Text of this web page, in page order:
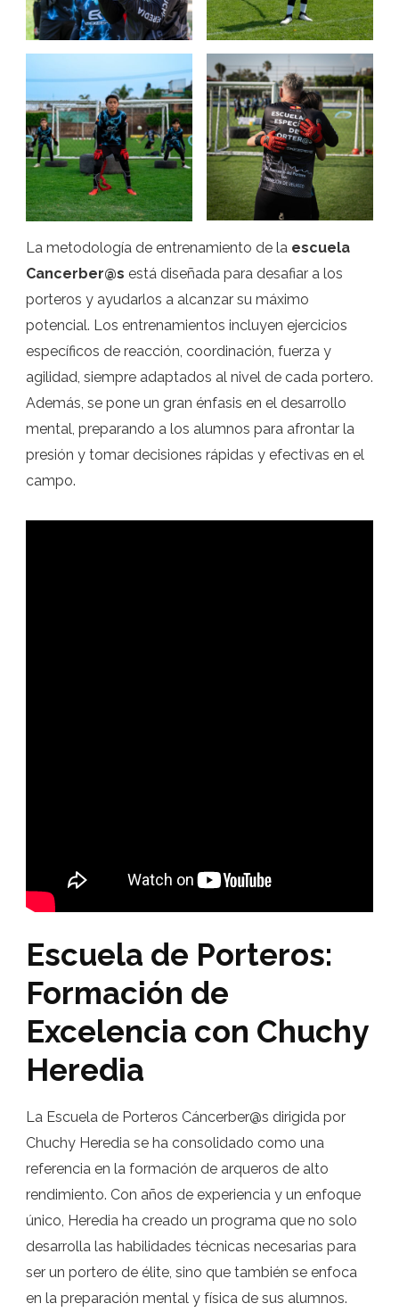
La metodología de entrenamiento de la escuela
Cancerber@s está diseñada para desafiar a los
porteros y ayudarlos a alcanzar su máximo
potencial. Los entrenamientos incluyen ejercicios
específicos de reacción, coordinación, fuerza y
agilidad, siempre adaptados al nivel de cada portero.
Además, se pone un gran énfasis en el desarrollo
mental, preparando a los alumnos para afrontar la
presión y tomar decisiones rápidas y efectivas en el
campo.
Escuela de Porteros:
Formación de
Excelencia con Chuchy
Heredia
La Escuela de Porteros Cáncerber@s dirigida por
Chuchy Heredia se ha consolidado como una
referencia en la formación de arqueros de alto
rendimiento. Con años de experiencia y un enfoque
único, Heredia ha creado un programa que no solo
desarrolla las habilidades técnicas necesarias para
ser un portero de élite, sino que también se enfoca
en la preparación mental y física de sus alumnos.